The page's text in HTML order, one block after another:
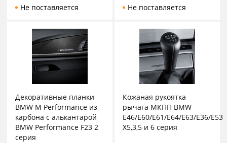
Не поставляется
Не поставляется
Декоративные планки
BMW M Performance из
карбона с алькантарой
BMW Performance F23 2
серия
Кожаная рукоятка
рычага МКПП BMW
E46/E60/E61/E64/E63/E36/E53
X5,3,5 и 6 серия